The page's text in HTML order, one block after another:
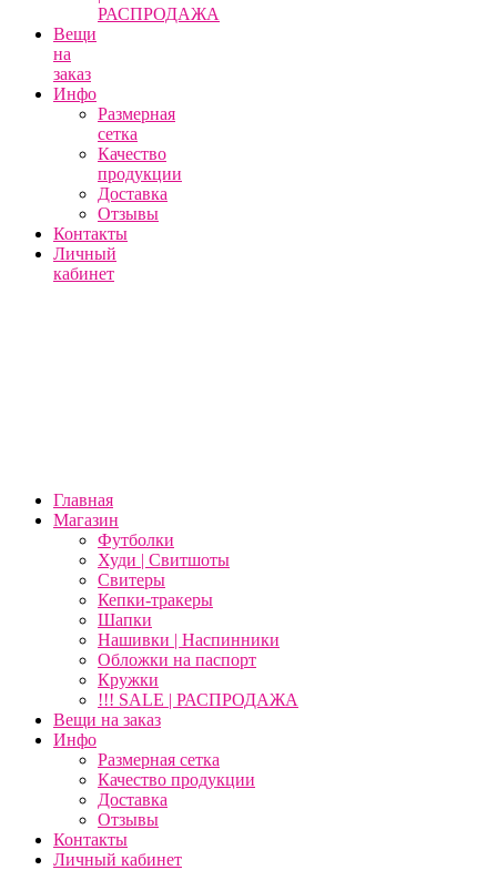
РАСПРОДАЖА
Вещи
на
заказ
Инфо
Размерная
сетка
Качество
продукции
Доставка
Отзывы
Контакты
Личный
кабинет
Главная
Магазин
Футболки
Худи | Свитшоты
Свитеры
Кепки-тракеры
Шапки
Нашивки | Наспинники
Обложки на паспорт
Кружки
!!! SALE | РАСПРОДАЖА
Вещи на заказ
Инфо
Размерная сетка
Качество продукции
Доставка
Отзывы
Контакты
Личный кабинет